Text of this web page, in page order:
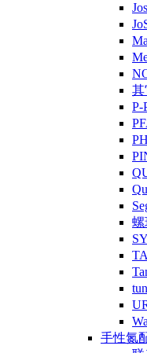
其
P-
螺
手性氮